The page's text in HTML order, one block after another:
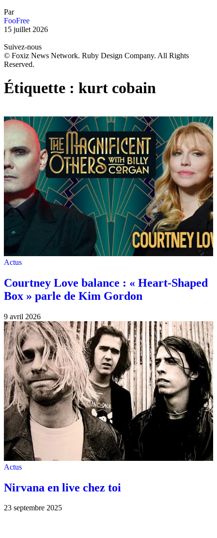
Par
FooFree
15 juillet 2026
Suivez-nous
© Foxiz News Network. Ruby Design Company. All Rights
Reserved.
Étiquette : kurt cobain
Actus
Courtney Love balance : « Heart-Shaped
Box » parle de Kim Gordon
9 avril 2026
Actus
Nirvana en live chez toi
23 septembre 2025